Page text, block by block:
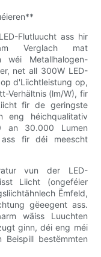
Flutluucht ass hir
Verglach mat
wéi Metallhalogen-
net all 300W LED-
d'Liichtleistung op,
Verhältnis (lm/W), fir
fir de geringste
eng héichqualitativ
an 30.000 Lumen
fir déi meescht
vun der LED-
Liicht (ongeféier
Ëmfeld,
gëeegent ass.
wäiss Luuchten
ginn, déi eng méi
Beispill bestëmmten